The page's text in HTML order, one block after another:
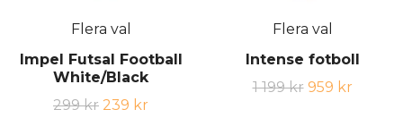
Flera val
Impel Futsal Football
White/Black
299 kr 239 kr
Flera val
Intense fotboll
1 199 kr 959 kr